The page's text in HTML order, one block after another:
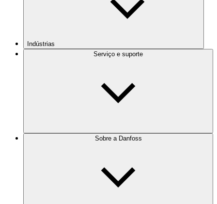
Indústrias
Serviço e suporte
Sobre a Danfoss